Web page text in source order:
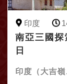
印度
南亞三國探
日
印度（大吉